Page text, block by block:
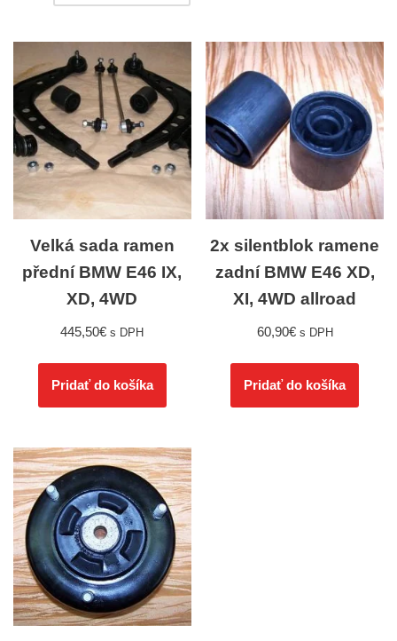
Velká sada ramen
přední BMW E46 IX,
XD, 4WD
445,50€ s DPH
Pridať do košíka
2x silentblok ramene
zadní BMW E46 XD,
XI, 4WD allroad
60,90€ s DPH
Pridať do košíka